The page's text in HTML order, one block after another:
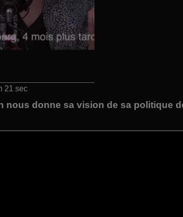
21 sec
nous donne sa vision de sa politique